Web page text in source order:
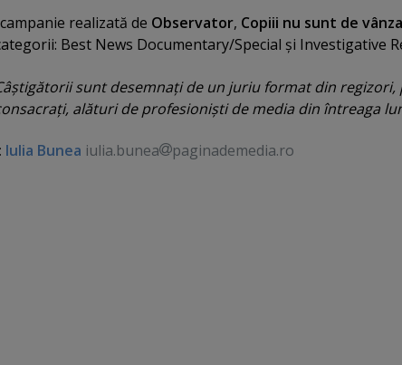
realizată de Observator, Copiii nu sunt de
Best News Documentary/Special şi Investigative
sunt desemnaţi de un juriu format din
alături de profesionişti de media din întreaga
Iulia Bunea iulia.bunea paginademedia.ro